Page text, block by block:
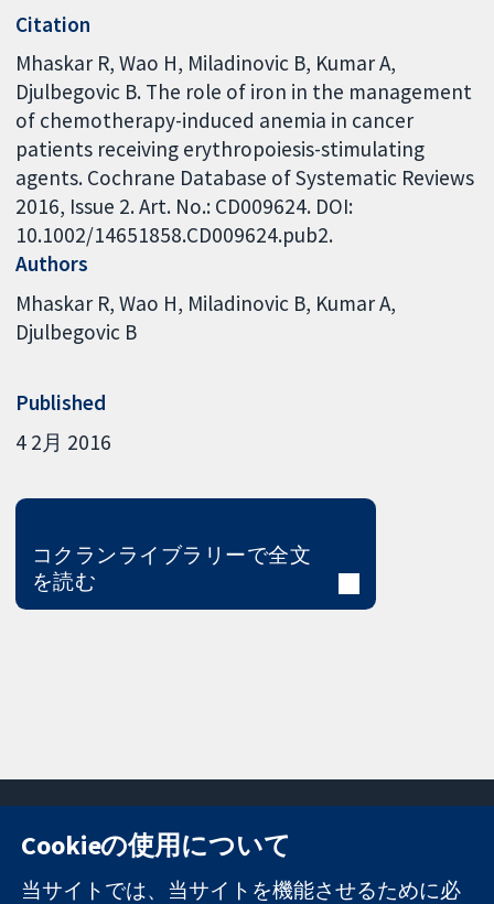
Citation
Mhaskar R, Wao H, Miladinovic B, Kumar A,
Djulbegovic B. The role of iron in the management
of chemotherapy-induced anemia in cancer
patients receiving erythropoiesis-stimulating
agents. Cochrane Database of Systematic Reviews
2016, Issue 2. Art. No.: CD009624. DOI:
10.1002/14651858.CD009624.pub2.
Authors
Mhaskar R Wao H Miladinovic B Kumar A
Djulbegovic B
Published
4 2月 2016
コクランライブラリーで全文
を読む
11-13 Cavendish
お問い合わせ
Cookieの使用について
当サイトでは、当サイトを機能させるために必